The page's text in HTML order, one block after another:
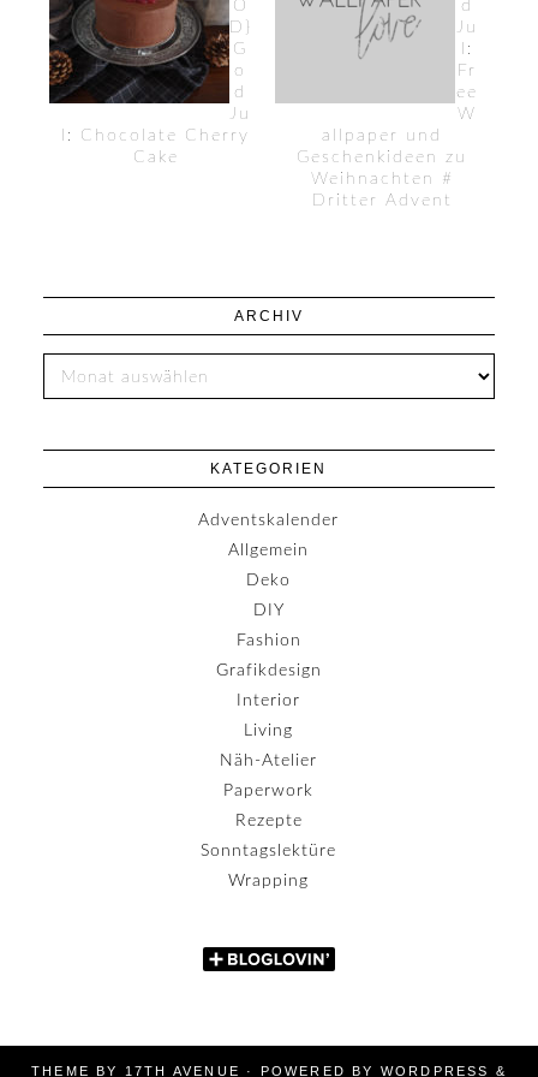
O
D}
G
o
d
Ju
l: Chocolate Cherry
Cake
d
Ju
l:
Fr
ee
W
allpaper und
Geschenkideen zu
Weihnachten #
Dritter Advent
ARCHIV
KATEGORIEN
Adventskalender
Allgemein
Deko
DIY
Fashion
Grafikdesign
Interior
Living
Näh-Atelier
Paperwork
Rezepte
Sonntagslektüre
Wrapping
THEME BY 17TH AVENUE · POWERED BY WORDPRESS &